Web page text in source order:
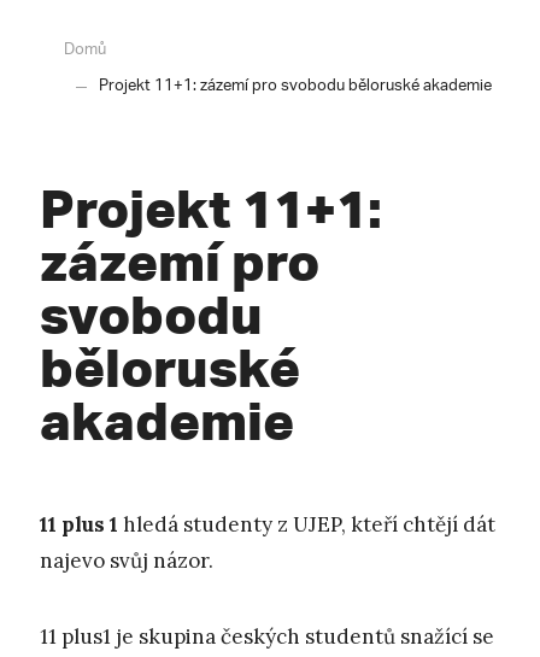
Domů
Projekt 11+1: zázemí pro svobodu běloruské akademie
Projekt 11+1:
zázemí pro
svobodu
běloruské
akademie
11 plus 1 hledá studenty z UJEP, kteří chtějí dát
najevo svůj názor.
11 plus1 je skupina českých studentů snažící se